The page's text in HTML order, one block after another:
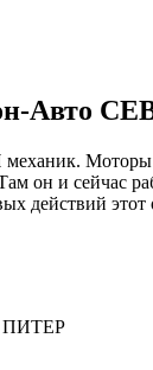
Авто
Моторы
он и сейчас
действий
ПИТЕР